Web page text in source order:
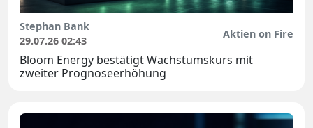
Stephan Bank
29.07.26 02:43
Aktien on Fire
Bloom Energy bestätigt Wachstumskurs mit
zweiter Prognoseerhöhung